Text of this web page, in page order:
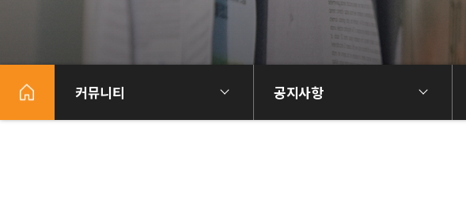
커뮤니티 공지사항